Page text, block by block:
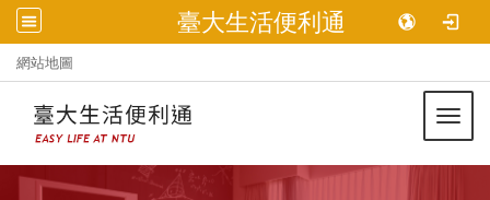
臺大生活便利通
網站地圖